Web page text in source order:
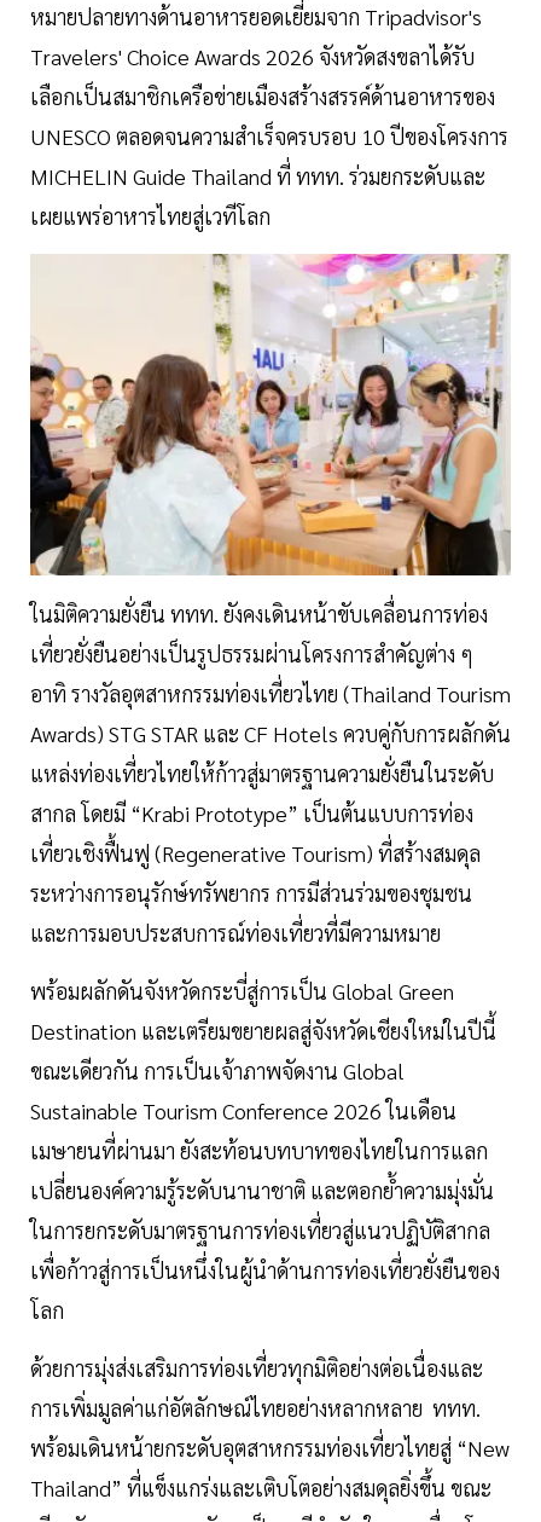
หมายปลายทางด้านอาหารยอดเยี่ยมจาก Tripadvisor's
Travelers' Choice Awards 2026 จังหวัดสงขลาได้รับ
เลือกเป็นสมาชิกเครือข่ายเมืองสร้างสรรค์ด้านอาหารของ
UNESCO ตลอดจนความสำเร็จครบรอบ 10 ปีของโครงการ
MICHELIN Guide Thailand ที่ ททท. ร่วมยกระดับและ
เผยแพร่อาหารไทยสู่เวทีโลก
ในมิติความยั่งยืน ททท. ยังคงเดินหน้าขับเคลื่อนการท่อง
เที่ยวยั่งยืนอย่างเป็นรูปธรรมผ่านโครงการสำคัญต่าง ๆ
อาทิ รางวัลอุตสาหกรรมท่องเที่ยวไทย (Thailand Tourism
Awards) STG STAR และ CF Hotels ควบคู่กับการผลักดัน
แหล่งท่องเที่ยวไทยให้ก้าวสู่มาตรฐานความยั่งยืนในระดับ
สากล โดยมี “Krabi Prototype” เป็นต้นแบบการท่อง
เที่ยวเชิงฟื้นฟู (Regenerative Tourism) ที่สร้างสมดุล
ระหว่างการอนุรักษ์ทรัพยากร การมีส่วนร่วมของชุมชน
และการมอบประสบการณ์ท่องเที่ยวที่มีความหมาย
พร้อมผลักดันจังหวัดกระบี่สู่การเป็น Global Green
Destination และเตรียมขยายผลสู่จังหวัดเชียงใหม่ในปีนี้
ขณะเดียวกัน การเป็นเจ้าภาพจัดงาน Global
Sustainable Tourism Conference 2026 ในเดือน
เมษายนที่ผ่านมา ยังสะท้อนบทบาทของไทยในการแลก
เปลี่ยนองค์ความรู้ระดับนานาชาติ และตอกย้ำความมุ่งมั่น
ในการยกระดับมาตรฐานการท่องเที่ยวสู่แนวปฏิบัติสากล
เพื่อก้าวสู่การเป็นหนึ่งในผู้นำด้านการท่องเที่ยวยั่งยืนของ
โลก
ด้วยการมุ่งส่งเสริมการท่องเที่ยวทุกมิติอย่างต่อเนื่องและ
การเพิ่มมูลค่าแก่อัตลักษณ์ไทยอย่างหลากหลาย ททท.
พร้อมเดินหน้ายกระดับอุตสาหกรรมท่องเที่ยวไทยสู่ “New
Thailand” ที่แข็งแกร่งและเติบโตอย่างสมดุลยิ่งขึ้น ขณะ